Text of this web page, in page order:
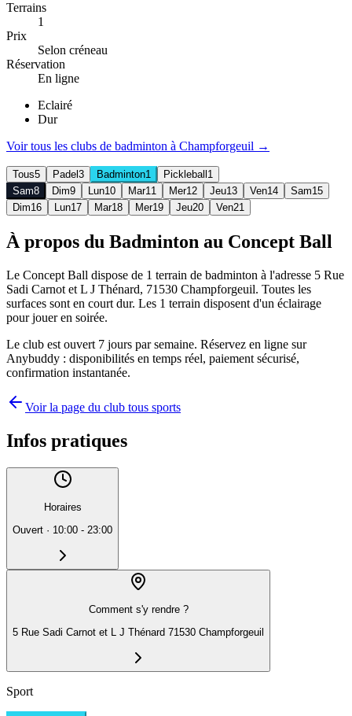
Terrains
1
Prix
Selon créneau
Réservation
En ligne
Eclairé
Dur
Voir tous les clubs de badminton à Champforgeuil →
Tous5 Padel 3 Badminton1 Pickleball 1
Sam8 Dim9 Lun10 Mar11 Mer12 Jeu13 Ven14 Sam15
Dim16 Lun17 Mar18 Mer19 Jeu20 Ven21
À propos du Badminton au Concept Ball
Le Concept Ball dispose de 1 terrain de badminton à l'adresse 5 Rue
Sadi Carnot et L J Thénard, 71530 Champforgeuil. Toutes les
surfaces sont en court dur. Les 1 terrain disposent d'un éclairage
pour jouer en soirée.
Le club est ouvert 7 jours par semaine. Réservez en ligne sur
Anybuddy : disponibilités en temps réel, paiement sécurisé,
confirmation instantanée.
Voir la page du club tous sports
Infos pratiques
Horaires
Ouvert · 10:00 - 23:00
Comment s'y rendre ?
5 Rue Sadi Carnot et L J Thénard 71530 Champforgeuil
Sport